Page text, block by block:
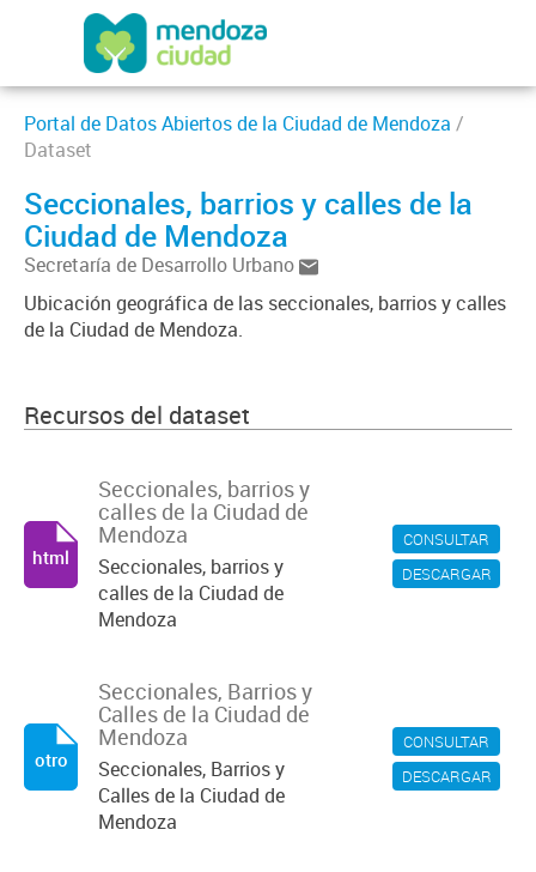
Portal de Datos Abiertos de la Ciudad de Mendoza /
Dataset
Seccionales, barrios y calles de la
Ciudad de Mendoza
Secretaría de Desarrollo Urbano
Ubicación geográfica de las seccionales, barrios y calles
de la Ciudad de Mendoza.
Recursos del dataset
CONSULTAR
DESCARGAR
Seccionales, barrios y
calles de la Ciudad de
Mendoza
Seccionales, barrios y
calles de la Ciudad de
Mendoza
html
CONSULTAR
DESCARGAR
Seccionales, Barrios y
Calles de la Ciudad de
Mendoza
Seccionales, Barrios y
Calles de la Ciudad de
Mendoza
otro